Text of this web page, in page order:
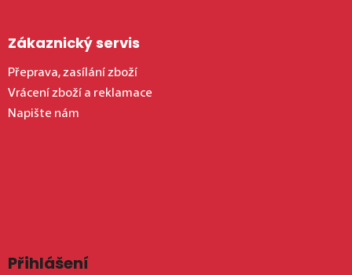
Zákaznický servis
Přeprava, zasílání zboží
Vrácení zboží a reklamace
Napište nám
Přihlášení